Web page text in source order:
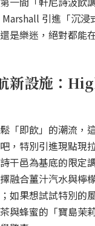
引進「沉浸
是樂迷，絕對都能
新設施：
「即飲」的潮流，
，特別引進現點現
干邑為基底的限定
融合薑汁汽水與檸
如果想試試特別的
與蜂蜜的「寶島茉